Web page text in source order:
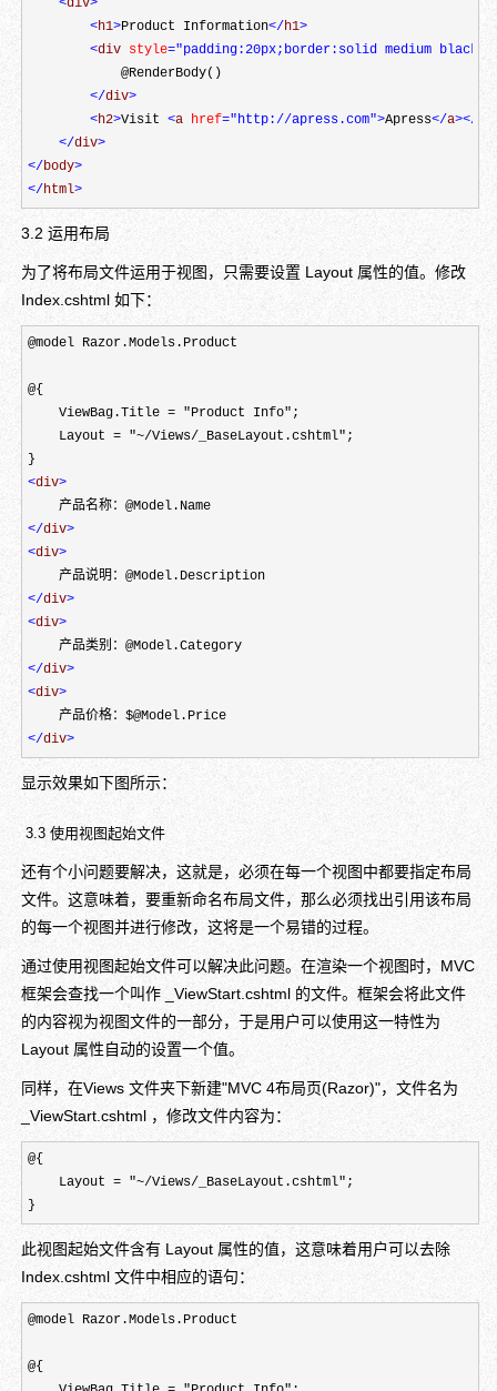
<div>
<h1>Product Information</h1>
<div style="padding:20px;border:solid medium
            @RenderBody()
</div>
<h2>Visit <a href="http://apress.com">Apress</a></
</div>
</body>
</html>
3.2 运用布局
为了将布局文件运用于视图，只需要设置 Layout 属性的值。修改
Index.cshtml 如下：
@model Razor.Models.Product
@{
    ViewBag.Title = "Product Info";
    Layout = "~/Views/_BaseLayout.cshtml";
<div>
</div>
<div>
</div>
<div>
</div>
<div>
</div>
显示效果如下图所示：
3.3 使用视图起始文件
还有个小问题要解决，这就是，必须在每一个视图中都要指定布局
文件。这意味着，要重新命名布局文件，那么必须找出引用该布局
的每一个视图并进行修改，这将是一个易错的过程。
通过使用视图起始文件可以解决此问题。在渲染一个视图时，MVC
框架会查找一个叫作 _ViewStart.cshtml 的文件。框架会将此文件
的内容视为视图文件的一部分，于是用户可以使用这一特性为
Layout 属性自动的设置一个值。
同样，在Views 文件夹下新建"MVC 4布局页(Razor)"，文件名为
_ViewStart.cshtml ，修改文件内容为：
@{
    Layout = "~/Views/_BaseLayout.cshtml";
}
此视图起始文件含有 Layout 属性的值，这意味着用户可以去除
Index.cshtml 文件中相应的语句：
@model Razor.Models.Product
@{